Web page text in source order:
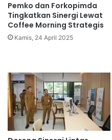
Pemko dan Forkopimda
Tingkatkan Sinergi Lewat
Coffee Morning Strategis
Kamis, 24 April 2025